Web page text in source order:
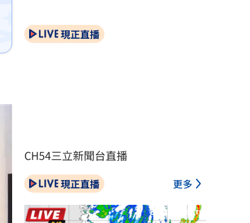
現正直播
CH54三立新聞台直播
現正直播 更多